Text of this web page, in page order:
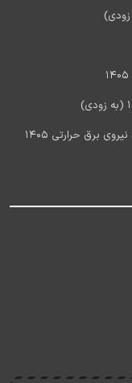
آخرین اخبار استخدام شرکت مادر تخصصی تولید نیروی برق حرارتی 1405